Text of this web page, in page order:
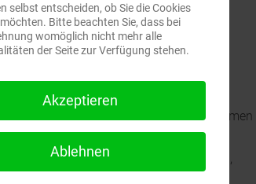
uns freuen, Sie in unseren Geschäftsräumen
Teppichboden, Laminat, Parkett, Sisal,
selbst entscheiden, ob Sie die Cookies
Bitte beachten Sie, dass bei
womöglich nicht mehr alle
der Seite zur Verfügung stehen.
Akzeptieren
Ablehnen